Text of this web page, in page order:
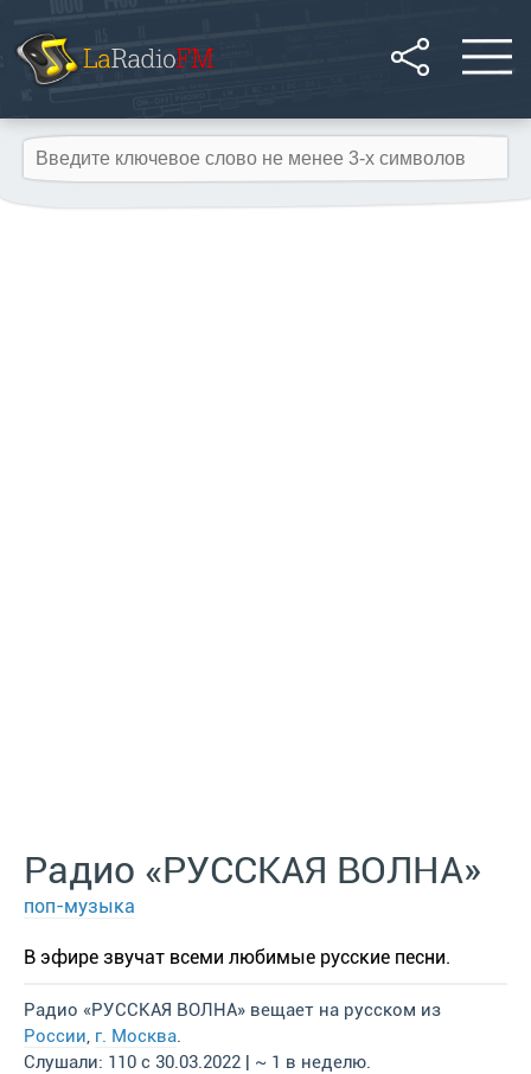
Радио «РУССКАЯ ВОЛНА»
поп-музыка
В эфире звучат всеми любимые русские песни.
Радио «РУССКАЯ ВОЛНА» вещает на русском из
России, г. Москва.
Слушали: 110 с 30.03.2022 | ~ 1 в неделю.